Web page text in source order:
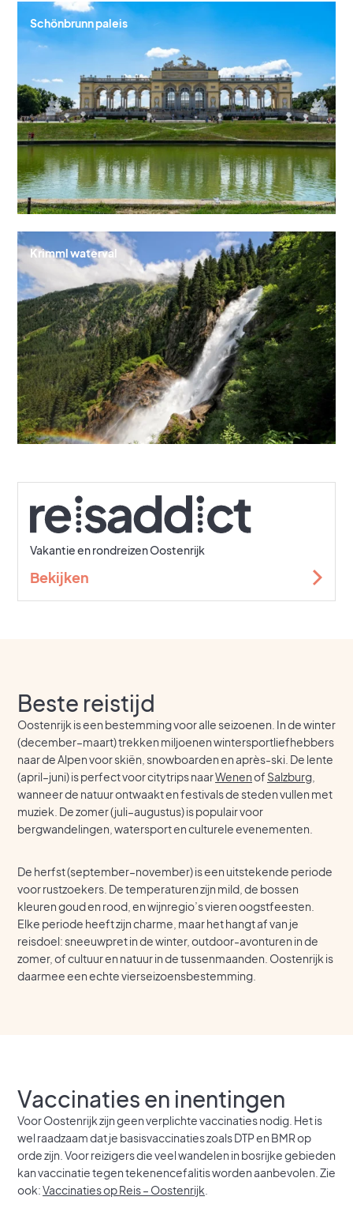
Schönbrunn paleis
Krimml waterval
Vakantie en rondreizen Oostenrijk
Bekijken
Beste reistijd
Oostenrijk is een bestemming voor alle seizoenen. In de winter
(december–maart) trekken miljoenen wintersportliefhebbers
naar de Alpen voor skiën, snowboarden en après-ski. De lente
(april–juni) is perfect voor citytrips naarWenenof Salzburg
wanneer de natuur ontwaakt en festivals de steden vullen met
muziek. De zomer (juli–augustus) is populair voor
bergwandelingen, watersport en culturele evenementen.
De herfst (september–november) is een uitstekende periode
voor rustzoekers. De temperaturen zijn mild, de bossen
kleuren goud en rood, en wijnregio’s vieren oogstfeesten.
Elke periode heeft zijn charme, maar het hangt af van je
reisdoel: sneeuwpret in de winter, outdoor-avonturen in de
zomer, of cultuur en natuur in de tussenmaanden. Oostenrijk is
daarmee een echte vierseizoensbestemming.
Vaccinaties en inentingen
Voor Oostenrijk zijn geen verplichte vaccinaties nodig. Het is
wel raadzaam dat je basisvaccinaties zoals DTP en BMR op
orde zijn. Voor reizigers die veel wandelen in bosrijke gebieden
kan vaccinatie tegen tekenencefalitis worden aanbevolen. Zie
ook:Vaccinaties op Reis – Oostenrijk